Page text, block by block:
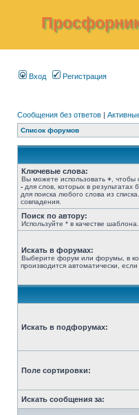
Вход Регистрация
Сообщения без ответов |
Список форумов
Ключевые слова:
Вы можете использовать + ,
- для слов, которых в
для поиска любого слова из
совпадения.
Поиск по автору:
Используйте * в качестве шаблона.
Искать в форумах:
Выберите форум или форумы, в
производится автоматически,
Искать в подфорумах:
Поле сортировки:
Искать сообщения за: